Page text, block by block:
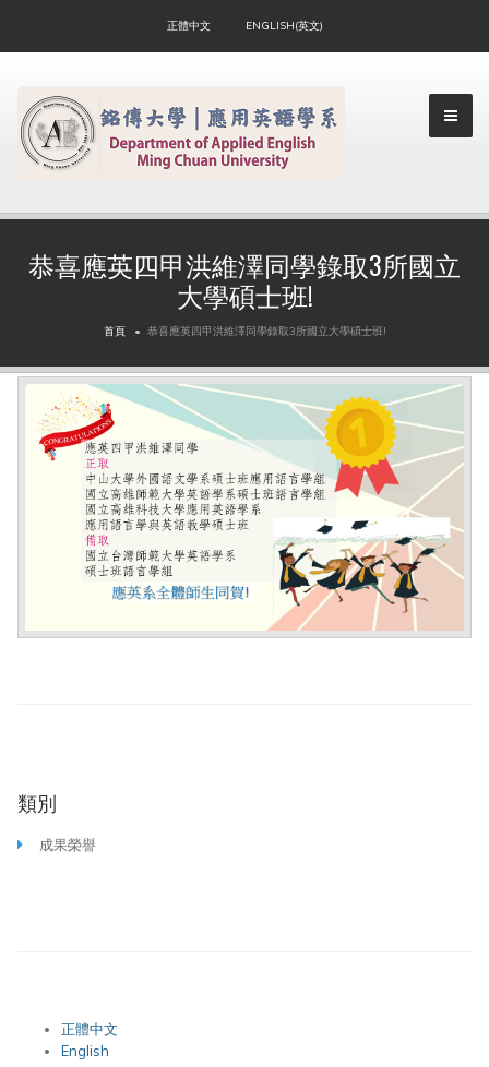
正體中文 ENGLISH(英文)
▼
▼
▼
▼
▼
恭喜應英四甲洪維澤同學錄取3所國立
大學碩士班!
首頁 恭喜應英四甲洪維澤同學錄取3所國立大學碩士班!
類別
成果榮譽
正體中文
English